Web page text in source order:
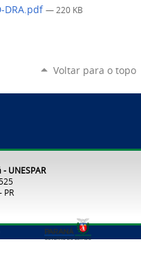
DRA.pdf — 220 KB
Voltar para o topo
UNESPAR
PR